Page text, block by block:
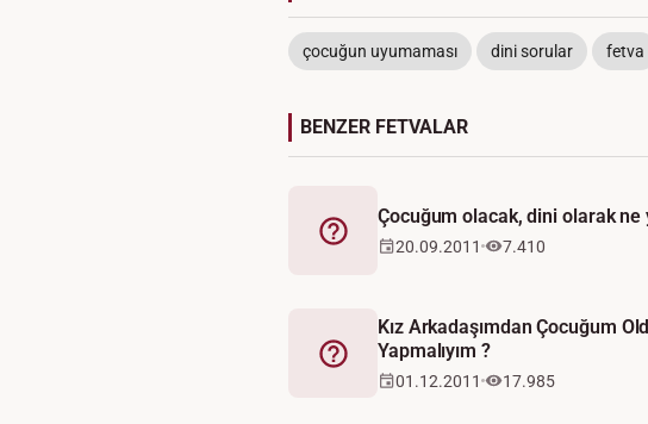
çocuğun uyumaması dini sorular fetva
BENZER FETVALAR
Fetva
Çocuğum olacak, dini olarak ne
20.09.2011 7.410
Fetva
Kız Arkadaşımdan Çocuğum
Yapmalıyım ?
01.12.2011 17.985